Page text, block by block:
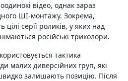
відео, однак зараз
ШІ-монтажу. Зокрема,
серії роликів, у яких над
російські триколори.
тактика
малих диверсійних груп, які
залишають позицію. Після